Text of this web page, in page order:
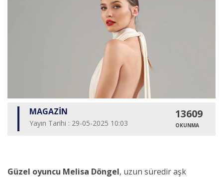
MAGAZİN
Yayın Tarihi : 29-05-2025 10:03
13609
OKUNMA
Güzel oyuncu Melisa Döngel, uzun süredir aşk